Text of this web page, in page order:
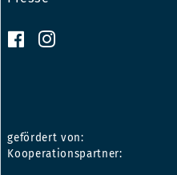
gefördert von:
Kooperationspartner: